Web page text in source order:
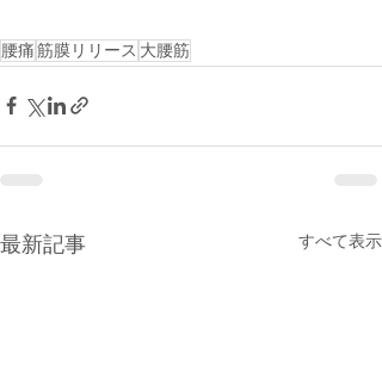
腰痛筋膜リリース 大腰筋
最新記事 すべて表示